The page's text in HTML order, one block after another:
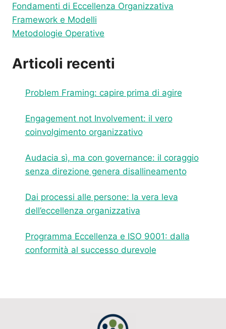
Fondamenti di Eccellenza Organizzativa
Framework e Modelli
Metodologie Operative
Articoli recenti
Problem Framing: capire prima di agire
Engagement not Involvement: il vero
coinvolgimento organizzativo
Audacia sì, ma con governance: il coraggio
senza direzione genera disallineamento
Dai processi alle persone: la vera leva
dell’eccellenza organizzativa
Programma Eccellenza e ISO 9001: dalla
conformità al successo durevole